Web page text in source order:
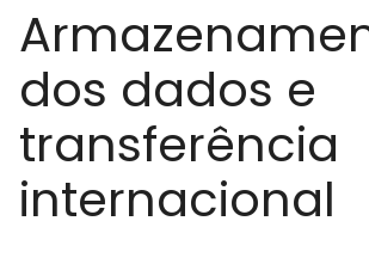
dos dados e
transferência
internacional